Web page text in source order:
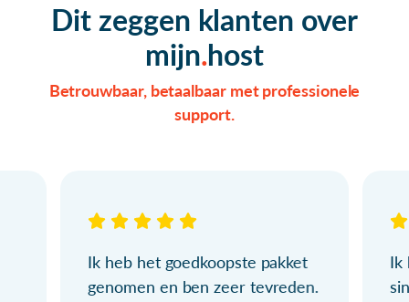
Dit zeggen klanten over
mijn host
Betrouwbaar, betaalbaar met professionele
support.
Ik heb het goedkoopste pakket
genomen en ben zeer tevreden.
Ik